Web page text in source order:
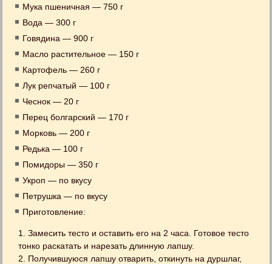
Мука пшеничная — 750 г
Вода — 300 г
Говядина — 900 г
Масло растительное — 150 г
Картофель — 260 г
Лук репчатый — 100 г
Чеснок — 20 г
Перец болгарский — 170 г
Морковь — 200 г
Редька — 100 г
Помидоры — 350 г
Укроп — по вкусу
Петрушка — по вкусу
Приготовление:
1. Замесить тесто и оставить его на 2 часа. Готовое тесто
тонко раскатать и нарезать длинную лапшу.
2. Получившуюся лапшу отварить, откинуть на дуршлаг,